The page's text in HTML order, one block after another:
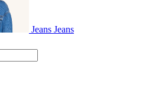
Jeans Jeans